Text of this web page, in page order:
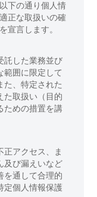
下の通り個人情
正な取扱いの確
宣言します。
託した業務並び
範囲に限定して
た、特定された
た取扱い（目的
ための措置を講
正アクセス、ま
及び漏えいなど
を通して合理的
定個人情報保護